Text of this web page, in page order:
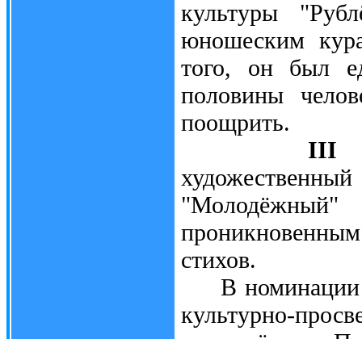
культуры
юношеским
того, он был
половины
поощрить.
III
художественный
стихов.
В номинации
культурно-